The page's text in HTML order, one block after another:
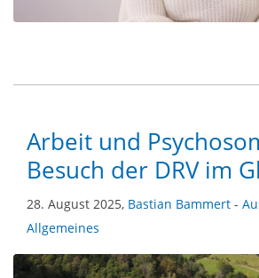
Arbeit und
Besuch der DRV im
28. August 2025, Bastian Bammert -
Allgemeines